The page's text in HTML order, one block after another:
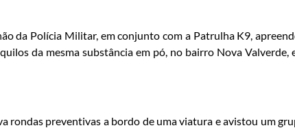
da Polícia Militar, em conjunto com a Patrulha K9,
da mesma substância em pó, no bairro Nova Valverde,
rondas preventivas a bordo de uma viatura e avistou um